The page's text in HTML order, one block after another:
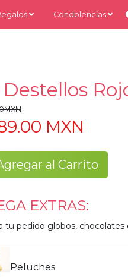
Condolencias
MXN
al Carrito
EXTRAS:
tu pedido globos, chocolates
Peluches